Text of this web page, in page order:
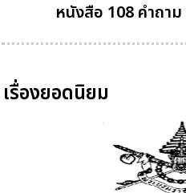
หนังสือ 108 คำถา
เรื่องยอดนิยม